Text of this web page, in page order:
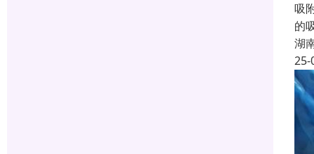
吸
的
湖
25-